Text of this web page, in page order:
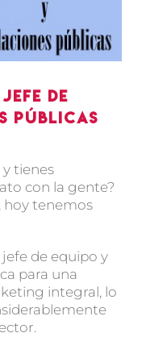
de
públicas
tienes
con la gente?
hoy tenemos
de equipo y
para una
integral, lo